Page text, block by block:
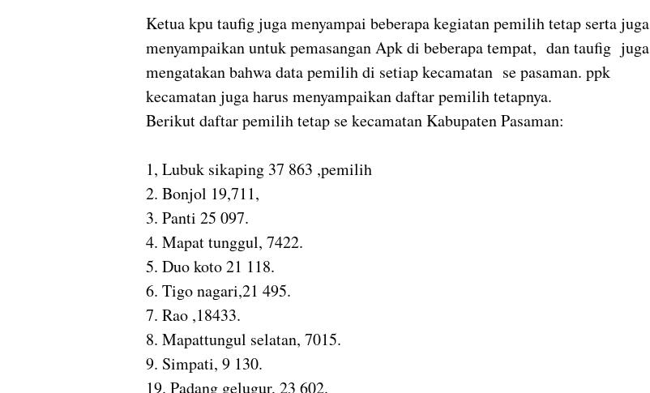
Ketua kpu taufig juga menyampai beberapa kegiatan pemilih tetap serta juga
menyampaikan untuk pemasangan Apk di beberapa tempat, dan taufig juga
mengatakan bahwa data pemilih di setiap kecamatan se pasaman. ppk
kecamatan juga harus menyampaikan daftar pemilih tetapnya.
Berikut daftar pemilih tetap se kecamatan Kabupaten Pasaman:
1, Lubuk sikaping 37 863 ,pemilih
2. Bonjol 19,711,
3. Panti 25 097.
4. Mapat tunggul, 7422.
5. Duo koto 21 118.
6. Tigo nagari,21 495.
7. Rao ,18433.
8. Mapattungul selatan, 7015.
9. Simpati, 9 130.
19. Padang gelugur, 23 602.